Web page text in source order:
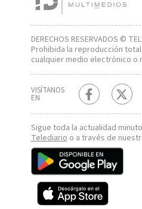
DERECHOS RESERVADOS ©
Prohibida la reproducción
cualquier medio electrónico o
VISÍTANOS
EN
Sigue toda la actualidad
Telediarioo a través de